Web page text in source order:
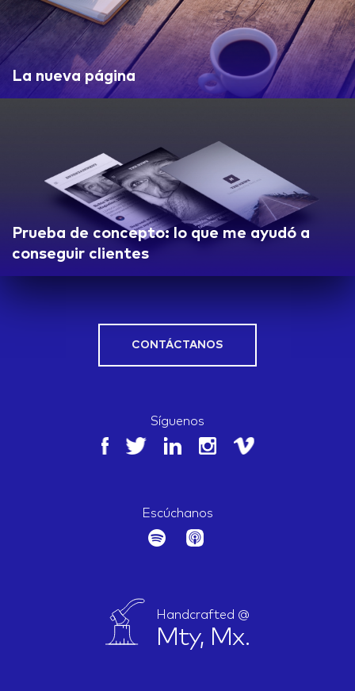
La nueva página
Prueba de concepto: lo que me ayudó a
conseguir clientes
CONTÁCTANOS
Síguenos
Escúchanos
Handcrafted @
Mty, Mx.